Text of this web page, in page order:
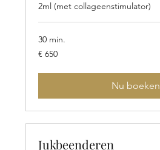
2ml (met collageenstimulator)
30 min.
650
euro
€ 650
Nu boeken
Jukbeenderen